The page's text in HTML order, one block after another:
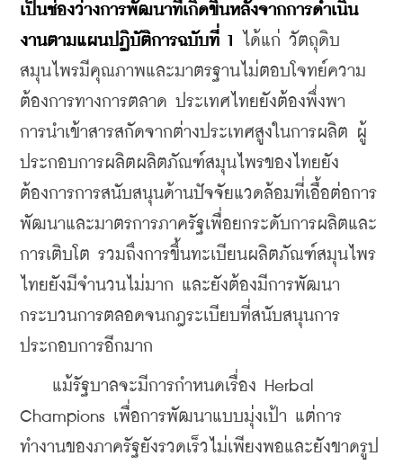
เป็นช่องว่างการพัฒนาที่เกิดขึ้นหลังจากการดำเนิน
งานตามแผนปฏิบัติการฉบับที่ 1
ได้แก่ วัตถุดิบ
สมุนไพรมีคุณภาพและมาตรฐานไม่ตอบโจทย์ความ
ต้องการทางการตลาด ประเทศไทยยังต้องพึ่งพา
การนำเข้าสารสกัดจากต่างประเทศสูงในการผลิต ผู้
ประกอบการผลิตผลิตภัณฑ์สมุนไพรของไทยยัง
ต้องการการสนับสนุนด้านปัจจัยแวดล้อมที่เอื้อต่อการ
พัฒนาและมาตรการภาครัฐเพื่อยกระดับการผลิตและ
การเติบโต รวมถึงการขึ้นทะเบียนผลิตภัณฑ์สมุนไพร
ไทยยังมีจำนวนไม่มาก และยังต้องมีการพัฒนา
กระบวนการตลอดจนกฎระเบียบที่สนับสนุนการ
ประกอบการอีกมาก
แม้รัฐบาลจะมีการกำหนดเรื่อง Herbal
Champions เพื่อการพัฒนาแบบมุ่งเป้า แต่การ
ทำงานของภาครัฐยังรวดเร็วไม่เพียงพอและยังขาดรูป